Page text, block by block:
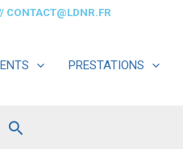
CONTACT@LDNR.FR
PRESTATIONS
Rechercher